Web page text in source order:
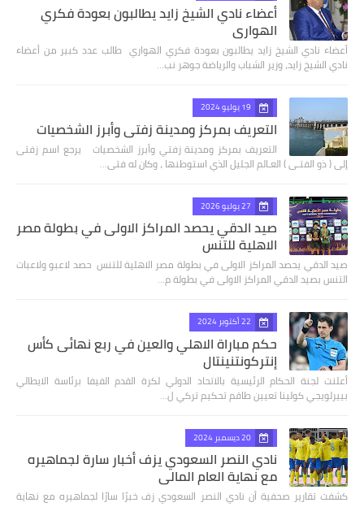
أعضاء نادي الشيخ زايد يطالبون بعودة فكري
الهواري
أعضاء نادي الشيخ زايد يطالبون بعودة فكري الهواري طالب عدد كبير من أعضاء
نادي الشيخ زايد، وزير الشباب والرياضة جوهر نب…
19 يوليو 2024
التعريف بمركز ومدينة زفتي وأبرز الشخصيات
التعريف بمركز ومدينة زفتي وأبرز الشخصيات يرجع اسم زفتى
إلى ( ذو الفتـى ) العـالم الجليل الذي استوطنها ، وكان له فتى…
27 يوليو 2026
صيد الدقي يحصد المراكز الاولى في بطولة مصر
الاهلية للتنس
صيد الدقي يحصد المراكز الاولى في بطولة مصر الاهلية للتنس حصد لاعبو ولاعبات
التنس بصيد الدقي المراكز الاولى في بطولة م…
22 أكتوبر 2024
حكم مباراة الاهلي والعين في ربع نهائى كأس
إنتركونتنينتال
أعلنت لجنة الحكام الرئيسية بالاتحاد الدولي لكرة القدم الفيفا برئاسة الايطالي
بييرلويجي كولينا تعيين طاقم تحكيم تركي ل…
20 ديسمبر 2024
نادي النصر السعودي يزف أخبار سارة لجماهيره
مع نهاية العام المالي
كشفت تقارير صحفية أن نادي النصر السعودي زف خبرًا سارًا لجماهيره مع نهاية